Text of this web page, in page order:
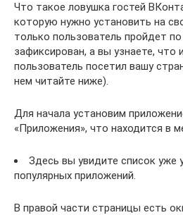
Что такое ловушка гостей
которую нужно установить на
только пользователь пройдет
зафиксирован, а вы узнаете, что
пользователь посетил вашу
нем читайте ниже).
Для начала установим
«Приложения», что находится в
Здесь вы увидите список уже
популярных приложений.
В правой части страницы есть